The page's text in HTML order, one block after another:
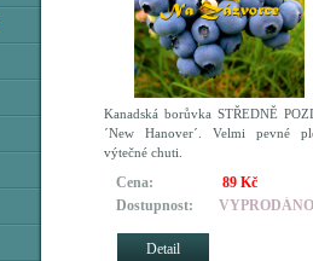
Kanadská borůvka STŘEDNĚ
´New Hanover´. Velmi pevné
výtečné chuti.
Cena:
89 Kč
Dostupnost:
VYPRODÁNO
Detail